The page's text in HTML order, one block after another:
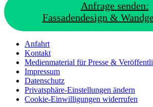
Anfrage senden:
Fassadendesign &
Anfahrt
Kontakt
Medienmaterial für Presse &
Impressum
Datenschutz
Privatsphäre-Einstellungen ändern
Cookie-Einwilligungen widerrufen